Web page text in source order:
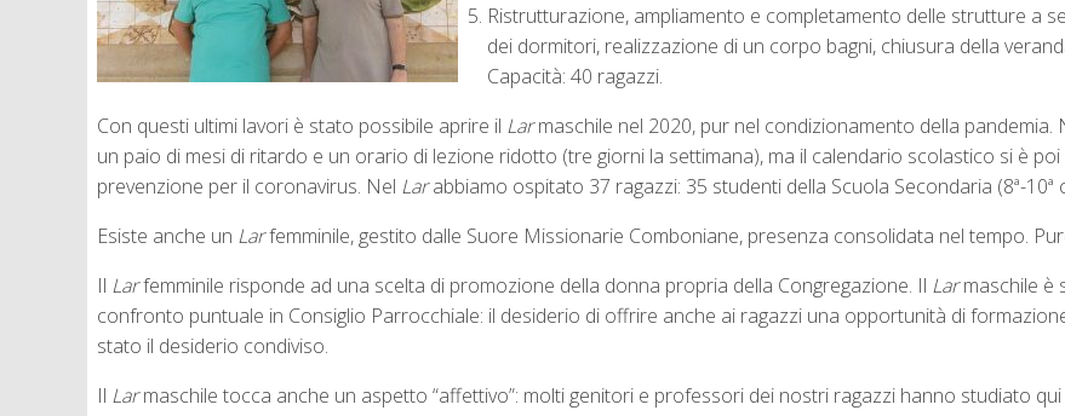
Ristrutturazione, ampliamento e completamento delle strutture a
dei dormitori, realizzazione di un corpo bagni, chiusura della
Capacità: 40 ragazzi.
Con questi ultimi lavori è stato possibile aprire il Larmaschile nel 2020, pur nel condizionamento della
un paio di mesi di ritardo e un orario di lezione ridotto (tre giorni la settimana), ma il calendario scolastico si è
prevenzione per il coronavirus. Nel Larabbiamo ospitato 37 ragazzi: 35 studenti della Scuola Secondaria (8ª-10ª
Esiste anche un Larfemminile, gestito dalle Suore Missionarie Comboniane, presenza consolidata nel tempo.
Il Larfemminile risponde ad una scelta di promozione della donna propria della Congregazione. Il Larmaschile è
confronto puntuale in Consiglio Parrocchiale: il desiderio di offrire anche ai ragazzi una opportunità di
stato il desiderio condiviso.
Il Larmaschile tocca anche un aspetto “affettivo”: molti genitori e professori dei nostri ragazzi hanno studiato